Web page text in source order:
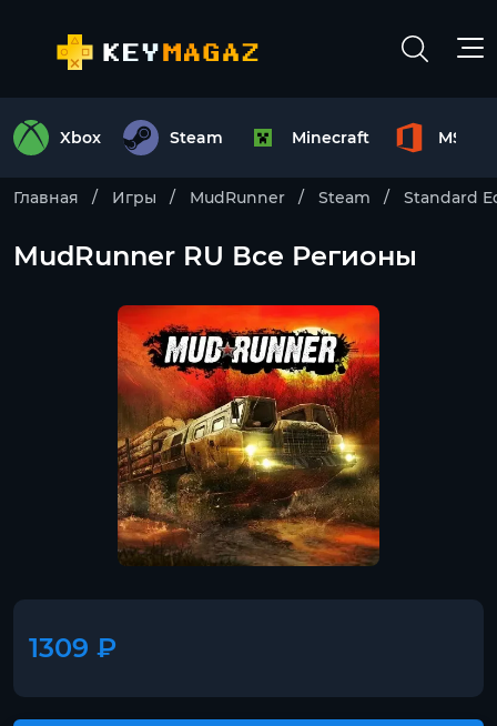
Xbox Steam Minecraft MS
Главная Игры MudRunner Steam Standard
MudRunner RU Все Регионы
1309 ₽